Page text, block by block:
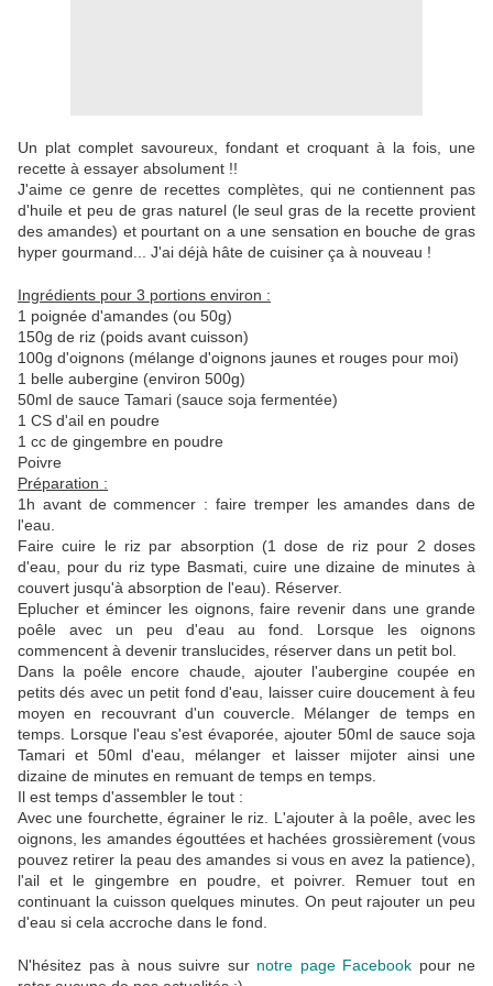
Un plat complet savoureux, fondant et croquant à la fois, une
recette à essayer absolument !!
J'aime ce genre de recettes complètes, qui ne contiennent pas
d'huile et peu de gras naturel (le seul gras de la recette provient
des amandes) et pourtant on a une sensation en bouche de gras
hyper gourmand... J'ai déjà hâte de cuisiner ça à nouveau !
Ingrédients pour 3 portions environ :
1 poignée d'amandes (ou 50g)
150g de riz (poids avant cuisson)
100g d'oignons (mélange d'oignons jaunes et rouges pour moi)
1 belle aubergine (environ 500g)
50ml de sauce Tamari (sauce soja fermentée)
1 CS d'ail en poudre
1 cc de gingembre en poudre
Poivre
Préparation :
1h avant de commencer : faire tremper les amandes dans de
l'eau.
Faire cuire le riz par absorption (1 dose de riz pour 2 doses
d'eau, pour du riz type Basmati, cuire une dizaine de minutes à
couvert jusqu'à absorption de l'eau). Réserver.
Eplucher et émincer les oignons, faire revenir dans une grande
poêle avec un peu d'eau au fond. Lorsque les oignons
commencent à devenir translucides, réserver dans un petit bol.
Dans la poêle encore chaude, ajouter l'aubergine coupée en
petits dés avec un petit fond d'eau, laisser cuire doucement à feu
moyen en recouvrant d'un couvercle. Mélanger de temps en
temps. Lorsque l'eau s'est évaporée, ajouter 50ml de sauce soja
Tamari et 50ml d'eau, mélanger et laisser mijoter ainsi une
dizaine de minutes en remuant de temps en temps.
Il est temps d'assembler le tout :
Avec une fourchette, égrainer le riz. L'ajouter à la poêle, avec les
oignons, les amandes égouttées et hachées grossièrement (vous
pouvez retirer la peau des amandes si vous en avez la patience),
l'ail et le gingembre en poudre, et poivrer. Remuer tout en
continuant la cuisson quelques minutes. On peut rajouter un peu
d'eau si cela accroche dans le fond.
N'hésitez pas à nous suivre sur notre page Facebook pour ne